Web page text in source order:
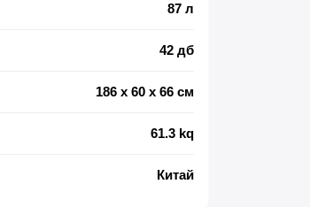
87 л
42 дб
186 x 60 x 66 см
61.3 kq
Китай